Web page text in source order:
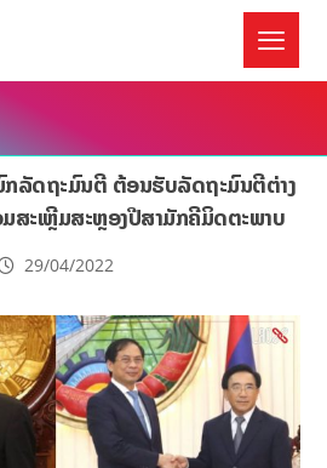
ກລັດຖະມົນຕີ ຕ້ອນຮັບລັດຖະມົນຕີຕ່າງ
ສະເຫຼີມສະຫຼອງປີສາມັກຄີມິດຕະພາບ
29/04/2022